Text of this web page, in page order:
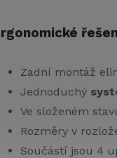
Zadní montáž
Jednoduchý
Ve složeném
Rozměry v
Součástí jsou 4